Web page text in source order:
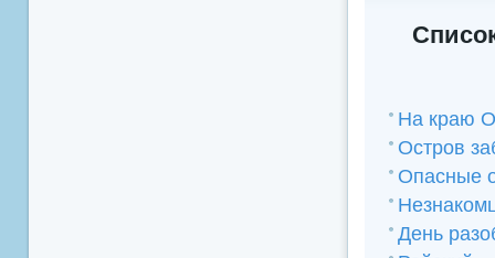
На краю
Остров
Опасные
День